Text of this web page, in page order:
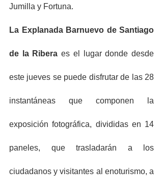
Jumilla y Fortuna.
La Explanada Barnuevo de Santiago
de la Ribera es el lugar donde desde
este jueves se puede disfrutar de las 28
instantáneas que componen la
exposición fotográfica, divididas en 14
paneles, que trasladarán a los
ciudadanos y visitantes al enoturismo, a